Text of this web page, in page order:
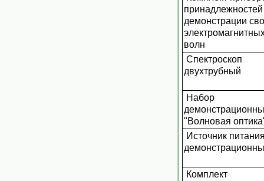
демонстрации
волн
Спектроскоп
двухтрубный
Набор
"Волновая
Источник
Комплект